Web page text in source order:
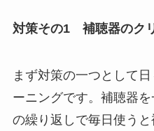
対策その1 補聴器のク
まず対策の一つとして
ーニングです。補聴器
の繰り返しで毎日使うと